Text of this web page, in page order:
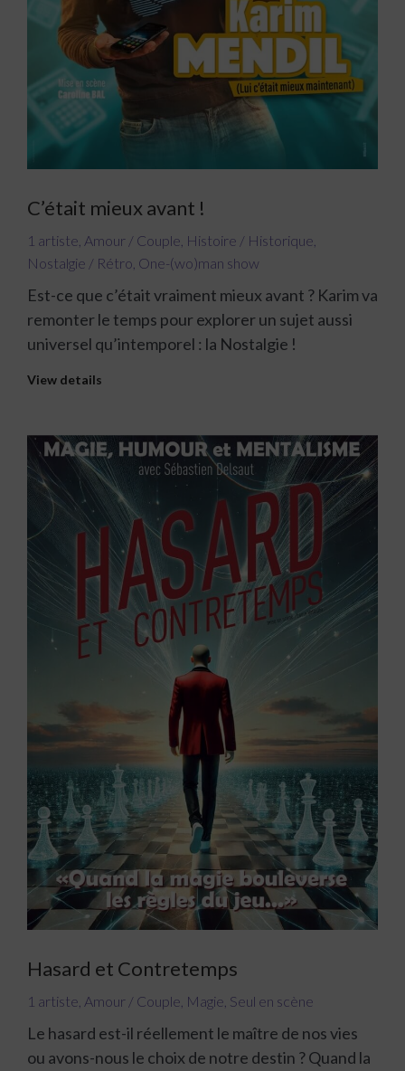
C’était mieux avant !
1 artiste Amour / Couple Histoire / Historique
Nostalgie / Rétro One-(wo)man show
Est-ce que c’était vraiment mieux avant ? Karim va
remonter le temps pour explorer un sujet aussi
universel qu’intemporel : la Nostalgie !
View details
Hasard et Contretemps
1 artiste Amour / Couple Magie Seul en scène
Le hasard est-il réellement le maître de nos vies
ou avons-nous le choix de notre destin ? Quand la